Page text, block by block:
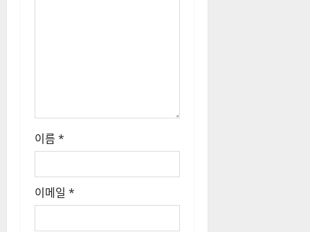
이름 *
이메일 *